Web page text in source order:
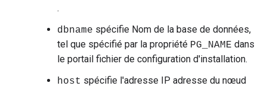
.
dbname spécifie Nom de la base de données,
tel que spécifié par la propriété PG_NAME dans
le portail fichier de configuration d'installation.
host spécifie l'adresse IP adresse du nœud